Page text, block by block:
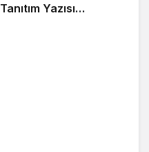
Tanıtım Yazısı